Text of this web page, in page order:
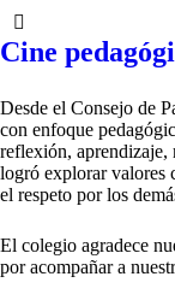
Cine
Desde el Consejo de
con enfoque
reflexión, aprendizaje,
logró explorar valores
el respeto por los
El colegio agradece
por acompañar a